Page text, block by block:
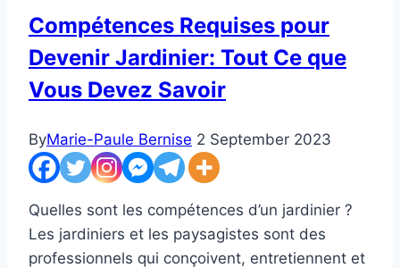
Compétences Requises pour
Devenir Jardinier: Tout Ce que
Vous Devez Savoir
ByMarie-Paule Bernise 2 September 2023
Quelles sont les compétences d’un jardinier ?
Les jardiniers et les paysagistes sont des
professionnels qui conçoivent, entretiennent et